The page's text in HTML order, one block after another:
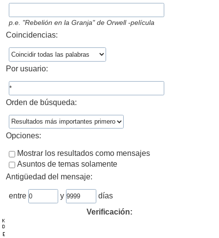
p.e. "Rebelión en la Granja" de Orwell -película
Coincidencias:
Por usuario:
Orden de búsqueda:
Opciones:
Mostrar los resultados como mensajes
Asuntos de temas solamente
Antigüedad del mensaje:
entre y
días
Verificación: